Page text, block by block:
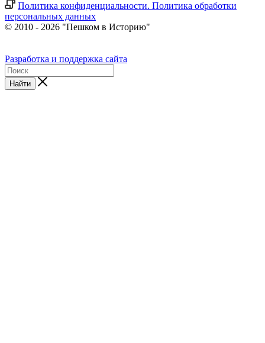
Политика конфиденциальности. Политика обработки
персональных данных
© 2010 - 2026 "Пешком в Историю"
Разработка и поддержка сайта
Найти